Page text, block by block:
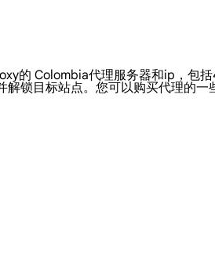
的 Colombia代理服务器和ip，包
锁目标站点。您可以购买代理的